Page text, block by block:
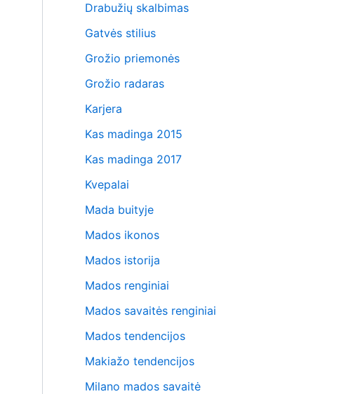
Drabužių skalbimas
Gatvės stilius
Grožio priemonės
Grožio radaras
Karjera
Kas madinga 2015
Kas madinga 2017
Kvepalai
Mada buityje
Mados ikonos
Mados istorija
Mados renginiai
Mados savaitės renginiai
Mados tendencijos
Makiažo tendencijos
Milano mados savaitė